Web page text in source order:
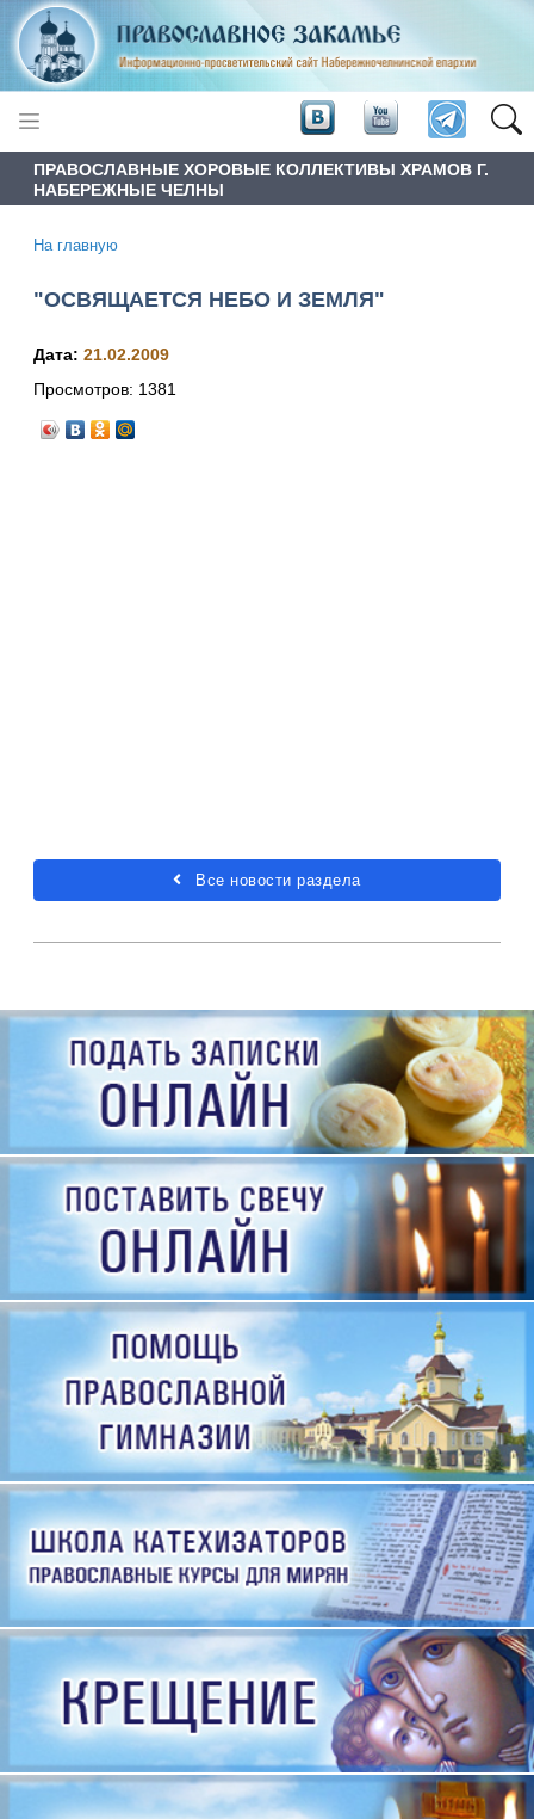
ПРАВОСЛАВНЫЕ ХОРОВЫЕ КОЛЛЕКТИВЫ ХРАМОВ Г.
НАБЕРЕЖНЫЕ ЧЕЛНЫ
На главную
"ОСВЯЩАЕТСЯ НЕБО И ЗЕМЛЯ"
Дата: 21.02.2009
Просмотров: 1381
Все новости раздела